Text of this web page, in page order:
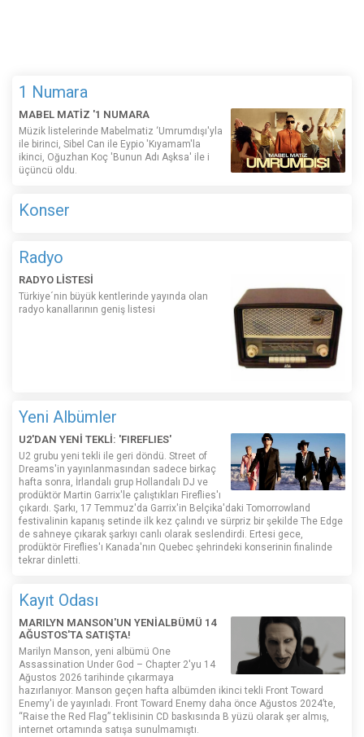
1 Numara
MABEL MATİZ '1 NUMARA
Müzik listelerinde Mabelmatiz ‘Umrumdışı'yla
ile birinci, Sibel Can ile Eypio 'Kıyamam'la
ikinci, Oğuzhan Koç 'Bunun Adı Aşksa' ile i
üçüncü oldu.
Konser
Radyo
RADYO LİSTESİ
Türkiye´nin büyük kentlerinde yayında olan
radyo kanallarının geniş listesi
Yeni Albümler
U2'DAN YENİ TEKLİ: 'FIREFLIES'
U2 grubu yeni tekli ile geri döndü. Street of
Dreams'in yayınlanmasından sadece birkaç
hafta sonra, İrlandalı grup Hollandalı DJ ve
prodüktör Martin Garrix'le çalıştıkları Fireflies'ı
çıkardı. Şarkı, 17 Temmuz'da Garrix'in Belçika'daki Tomorrowland
festivalinin kapanış setinde ilk kez çalındı ​​ve sürpriz bir şekilde The Edge
de sahneye çıkarak şarkıyı canlı olarak seslendirdi. Ertesi gece,
prodüktör Fireflies'ı Kanada'nın Quebec şehrindeki konserinin finalinde
tekrar dinletti.
Kayıt Odası
MARILYN MANSON'UN YENİALBÜMÜ 14
AĞUSTOS'TA SATIŞTA!
Marilyn Manson, yeni albümü One
Assassination Under God – Chapter 2'yu 14
Ağustos 2026 tarihinde çıkarmaya
hazırlanıyor. Manson geçen hafta albümden ikinci tekli Front Toward
Enemy'i de yayınladı. Front Toward Enemy daha önce Ağustos 2024’te,
“Raise the Red Flag” teklisinin CD baskısında B yüzü olarak şer almış,
internet ortamında satışa sunulmamıştı.